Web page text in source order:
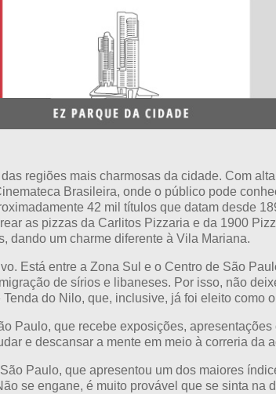
das regiões mais charmosas da cidade. Com
Brasileira, onde o público pode
42 mil títulos que datam desde
as pizzas da Carlitos Pizzaria e da 1900
dando um charme diferente à Vila Mariana.
Está entre a Zona Sul e o Centro de São
de sírios e libaneses. Por isso, não
do Nilo, que, inclusive, já foi eleito como
Paulo, que recebe exposições,
e descansar a mente em meio à correria da
Paulo, que apresentou um dos maiores
se engane, é muito provável que se sinta na